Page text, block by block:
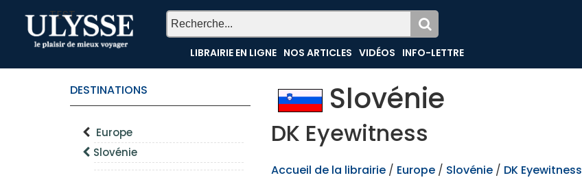
TEST
LIBRAIRIE EN LIGNE NOS ARTICLES VIDÉOS INFO-LETTRE
DESTINATIONS
Europe
Slovénie
Slovénie
DK Eyewitness
Accueil de la librairie / Europe / Slovénie / DK Eyewitness